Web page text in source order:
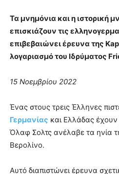
Τα μνημόνια και η ιστορική
επισκιάζουν τις
επιβεβαιώνει έρευνα της
λογαριασμό του Ιδρύματος
15 Νοεμβρίου 2022
Ένας στους τρεις Έλληνες
Γερμανίας και Ελλάδας έχουν
Όλαφ Σολτς ανέλαβε τα ηνία
Βερολίνο.
Αυτό διαπιστώνει έρευνα